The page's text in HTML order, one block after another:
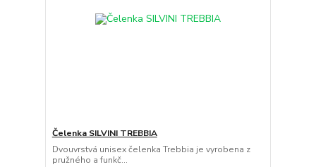
Čelenka SILVINI TREBBIA
Dvouvrstvá unisex čelenka Trebbia je vyrobena z
pružného a funkč...